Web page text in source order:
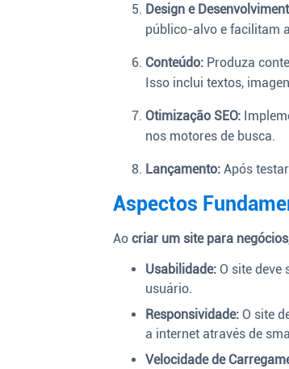
Design e
público-alvo e facilitam
Conteúdo: Produza
Isso inclui textos,
Otimização SEO:
nos motores de busca.
Lançamento: Após
Aspectos
Aocriar um site para negócios
Usabilidade: O site deve
usuário.
Responsividade: O site
a internet através de
Velocidade de